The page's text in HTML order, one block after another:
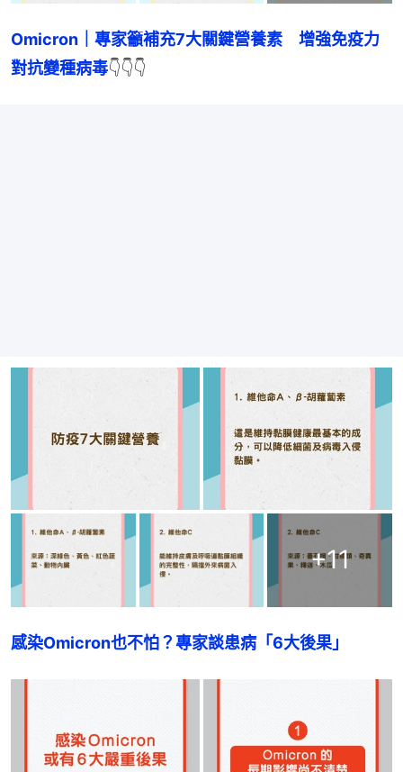
Omicron｜專家籲補充7大關鍵營養素　增強免疫力
對抗變種病毒👇👇👇
+11
感染Omicron也不怕？專家談患病「6大後果」